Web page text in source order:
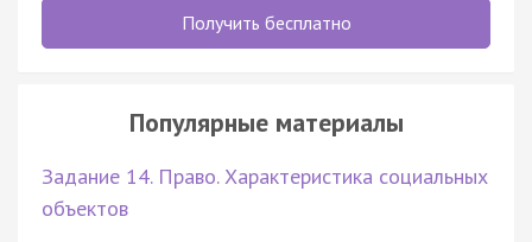
Получить бесплатно
Популярные материалы
Задание 14. Право. Характеристика социальных
объектов